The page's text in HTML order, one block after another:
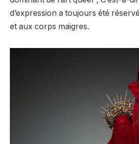
d’expression a toujours été
et aux corps maigres.